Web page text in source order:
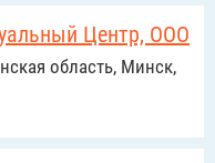
Центр, ООО
область, Минск,